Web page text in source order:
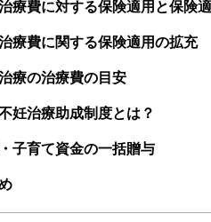
療費に対する保険適用と保険
療費に関する保険適用の拡充
療の治療費の目安
妊治療助成制度とは？
子育て資金の一括贈与